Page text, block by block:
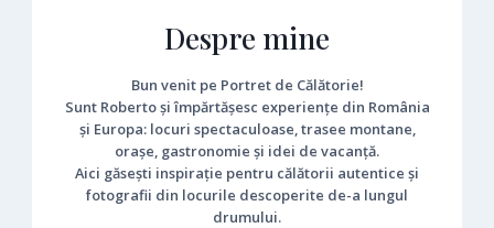
Despre mine
Bun venit pe Portret de Călătorie!
Sunt Roberto și împărtășesc experiențe din România
și Europa: locuri spectaculoase, trasee montane,
orașe, gastronomie și idei de vacanță.
Aici găsești inspirație pentru călătorii autentice și
fotografii din locurile descoperite de-a lungul
drumului.